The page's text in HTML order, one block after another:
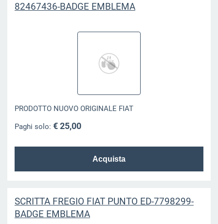
82467436-BADGE EMBLEMA
PRODOTTO NUOVO ORIGINALE FIAT
Paghi solo: € 25,00
SCRITTA FREGIO FIAT PUNTO ED-7798299-
BADGE EMBLEMA